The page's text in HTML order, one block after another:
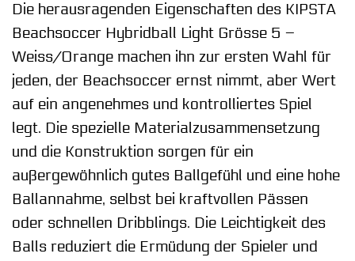
Die herausragenden Eigenschaften des KIPSTA
Beachsoccer Hybridball Light Grösse 5 –
Weiss/Orange machen ihn zur ersten Wahl für
jeden, der Beachsoccer ernst nimmt, aber Wert
auf ein angenehmes und kontrolliertes Spiel
legt. Die spezielle Materialzusammensetzung
und die Konstruktion sorgen für ein
außergewöhnlich gutes Ballgefühl und eine hohe
Ballannahme, selbst bei kraftvollen Pässen
oder schnellen Dribblings. Die Leichtigkeit des
Balls reduziert die Ermüdung der Spieler und